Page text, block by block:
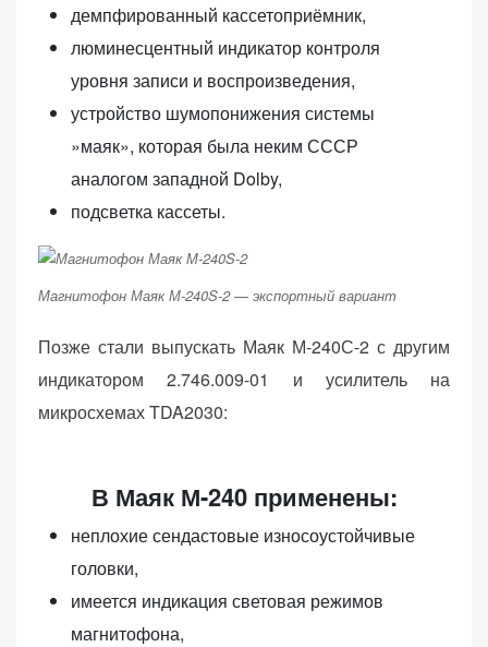
демпфированный кассетоприёмник,
люминесцентный индикатор контроля
уровня записи и воспроизведения,
устройство шумопонижения системы
»маяк», которая была неким СССР
аналогом западной Dolby,
подсветка кассеты.
Магнитофон Маяк М-240S-2 — экспортный вариант
Позже стали выпускать Маяк М-240С-2 с другим
индикатором 2.746.009-01 и усилитель на
микросхемах TDA2030:
В Маяк М-240 применены:
неплохие сендастовые износоустойчивые
головки,
имеется индикация световая режимов
магнитофона,